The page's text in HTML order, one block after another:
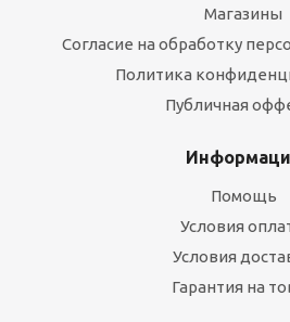
Магазины
Согласие на обработку
Политика
Публичная
Помощь
Условия
Условия
Гарантия на